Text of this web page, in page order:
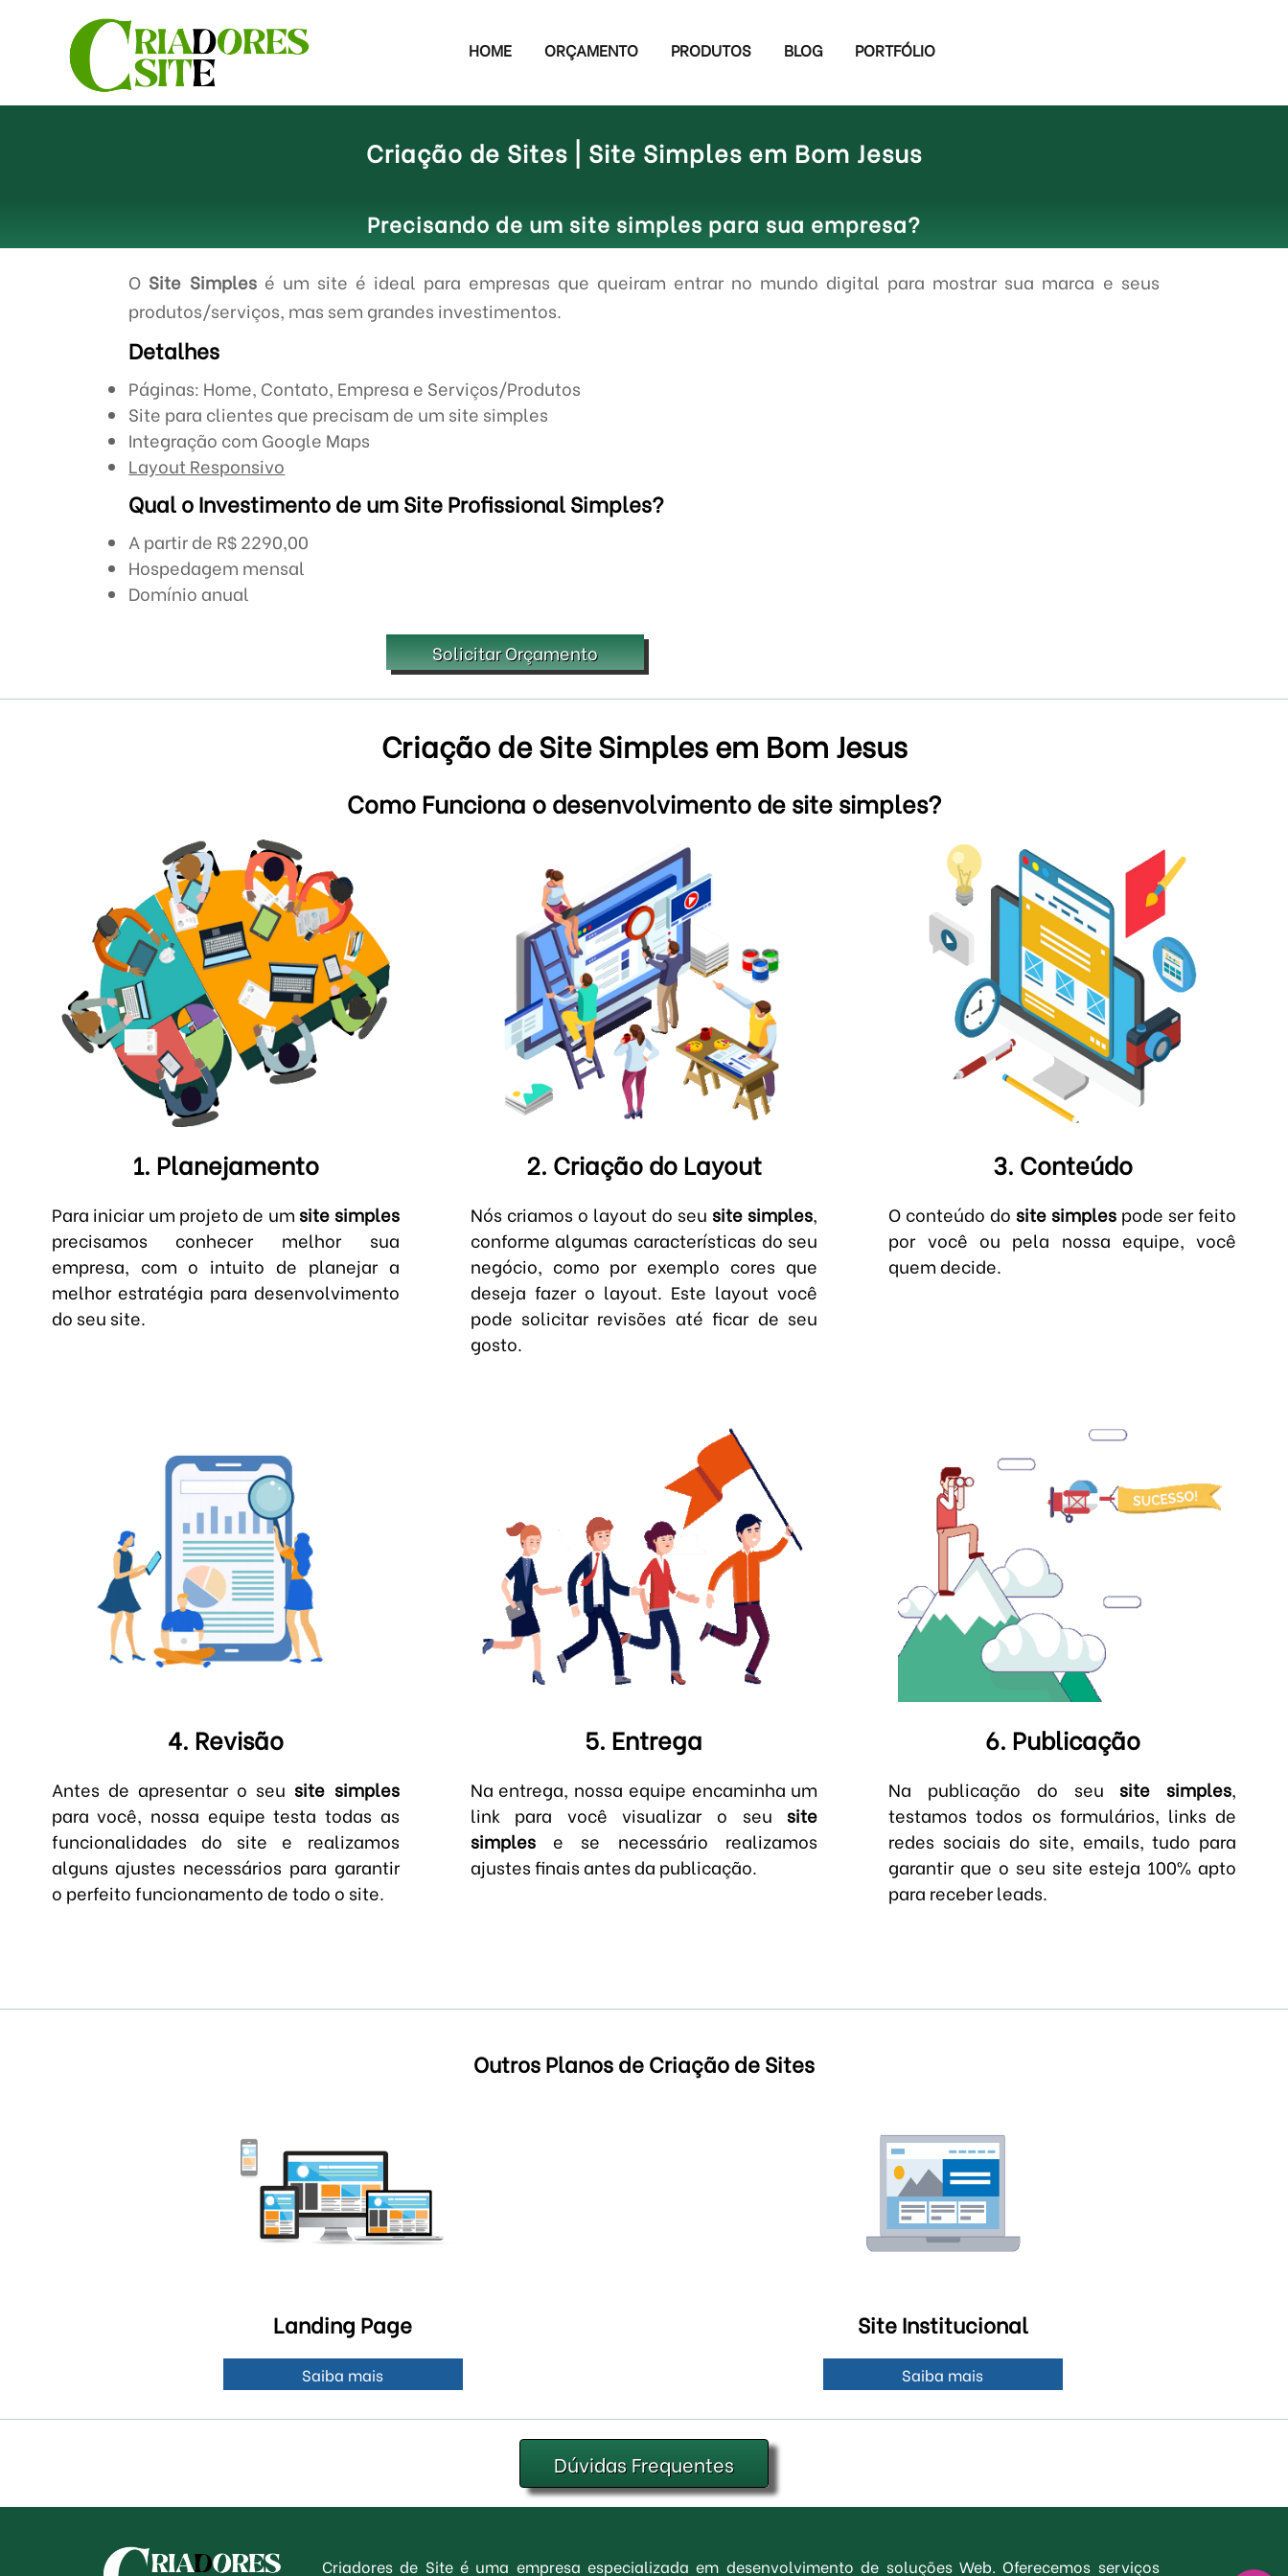
HOME ORÇAMENTO PRODUTOS BLOG PORTFÓLIO
Criação de Sites | Site Simples em Bom Jesus
Precisando de um site simples para sua empresa?
O Site Simplesé um site é ideal para empresas que queiram entrar no mundo digital para mostrar sua marca e seus
produtos/serviços, mas sem grandes investimentos.
Detalhes
Páginas: Home, Contato, Empresa e Serviços/Produtos
Site para clientes que precisam de um site simples
Integração com Google Maps
Layout Responsivo
Qual o Investimento de um Site Profissional Simples?
A partir de R$ 2290,00
Hospedagem mensal
Domínio anual
Solicitar Orçamento
Criação de Site Simples em Bom Jesus
Como Funciona o desenvolvimento de site simples?
1. Planejamento
Para iniciar um projeto de umsite simples
precisamos conhecer melhor sua
empresa, com o intuito de planejar a
melhor estratégia para desenvolvimento
do seu site.
2. Criação do Layout
Nós criamos o layout do seusite simples,
conforme algumas características do seu
negócio, como por exemplo cores que
deseja fazer o layout. Este layout você
pode solicitar revisões até ficar de seu
gosto.
3. Conteúdo
O conteúdo dosite simples pode ser feito
por você ou pela nossa equipe, você
quem decide.
4. Revisão
Antes de apresentar o seusite simples
para você, nossa equipe testa todas as
funcionalidades do site e realizamos
alguns ajustes necessários para garantir
o perfeito funcionamento de todo o site.
5. Entrega
Na entrega, nossa equipe encaminha um
link para você visualizar o seusite
simplese se necessário realizamos
ajustes finais antes da publicação.
6. Publicação
Na publicação do seusite simples,
testamos todos os formulários, links de
redes sociais do site, emails, tudo para
garantir que o seu site esteja 100% apto
para receber leads.
Outros Planos de Criação de Sites
Landing Page
Saiba mais
Site Institucional
Saiba mais
Dúvidas Frequentes
Criadores de Site é uma empresa especializada em desenvolvimento de soluções Web. Oferecemos serviços